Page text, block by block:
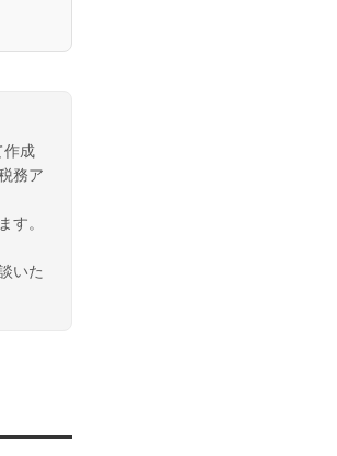
作成
務ア
す。
いた